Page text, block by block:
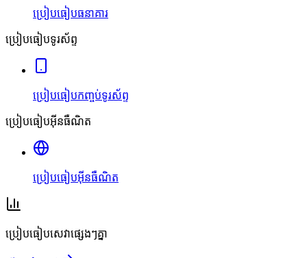
ប្រៀបធៀបធនាគារ
ប្រៀបធៀបទូរស័ព្ទ
ប្រៀបធៀបកញ្ចប់ទូរស័ព្ទ
ប្រៀបធៀបអ៊ីនធឺណិត
ប្រៀបធៀបអ៊ីនធឺណិត
ប្រៀបធៀបសេវាផ្សេងៗគ្នា